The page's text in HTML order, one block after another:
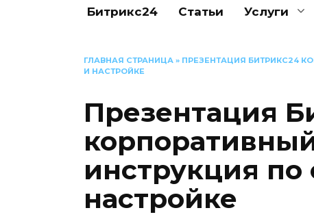
Битрикс24 Статьи Услуги
ГЛАВНАЯ СТРАНИЦА » ПРЕЗЕНТАЦИЯ БИТРИКС24
И НАСТРОЙКЕ
Презентация
инструкция
настройке